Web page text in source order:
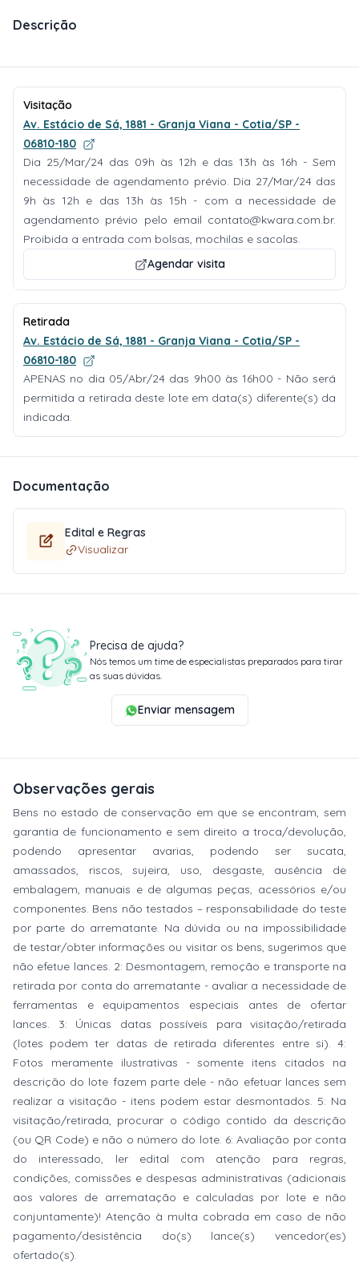
Descrição
Visitação
Av. Estácio de Sá, 1881 - Granja Viana - Cotia/SP -
06810-180
Dia 25/Mar/24 das 09h às 12h e das 13h às 16h - Sem
necessidade de agendamento prévio. Dia 27/Mar/24 das
9h às 12h e das 13h às 15h - com a necessidade de
agendamento prévio pelo email contato@kwara.com.br.
Proibida a entrada com bolsas, mochilas e sacolas.
Agendar visita
Retirada
Av. Estácio de Sá, 1881 - Granja Viana - Cotia/SP -
06810-180
APENAS no dia 05/Abr/24 das 9h00 às 16h00 - Não será
permitida a retirada deste lote em data(s) diferente(s) da
indicada.
Documentação
Edital e Regras
Visualizar
Precisa de ajuda?
Nós temos um time de especialistas preparados para tirar
as suas dúvidas.
Enviar mensagem
Observações gerais
Bens no estado de conservação em que se encontram, sem
garantia de funcionamento e sem direito a troca/devolução,
podendo apresentar avarias, podendo ser sucata,
amassados, riscos, sujeira, uso, desgaste, ausência de
embalagem, manuais e de algumas peças, acessórios e/ou
componentes. Bens não testados – responsabilidade do teste
por parte do arrematante. Na dúvida ou na impossibilidade
de testar/obter informações ou visitar os bens, sugerimos que
não efetue lances. 2: Desmontagem, remoção e transporte na
retirada por conta do arrematante - avaliar a necessidade de
ferramentas e equipamentos especiais antes de ofertar
lances. 3: Únicas datas possíveis para visitação/retirada
(lotes podem ter datas de retirada diferentes entre si). 4:
Fotos meramente ilustrativas - somente itens citados na
descrição do lote fazem parte dele - não efetuar lances sem
realizar a visitação - itens podem estar desmontados. 5: Na
visitação/retirada, procurar o código contido da descrição
(ou QR Code) e não o número do lote. 6: Avaliação por conta
do interessado, ler edital com atenção para regras,
condições, comissões e despesas administrativas (adicionais
aos valores de arrematação e calculadas por lote e não
conjuntamente)! Atenção à multa cobrada em caso de não
pagamento/desistência do(s) lance(s) vencedor(es)
ofertado(s).